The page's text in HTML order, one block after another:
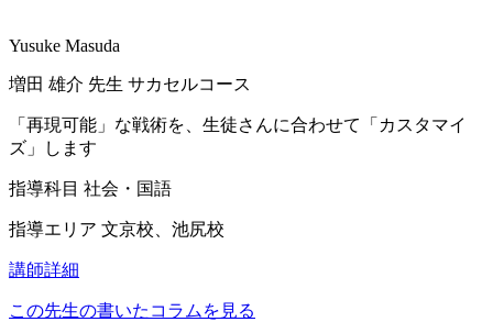
Yusuke Masuda
増田 雄介 先生 サカセルコース
「再現可能」な戦術を、生徒さんに合わせて「カスタマイ
ズ」します
指導科目 社会・国語
指導エリア 文京校、池尻校
講師詳細
この先生の書いたコラムを見る